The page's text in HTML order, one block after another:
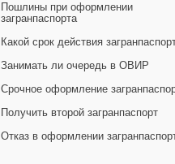
Пошлины при оформлении
загранпаспорта
Какой срок действия
Занимать ли очередь в ОВИР
Срочное оформление
Получить второй загранпаспорт
Отказ в оформлении